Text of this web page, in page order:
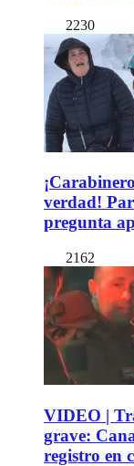
2230
verdad!
pregunta
2162
VIDEO |
grave:
registro en